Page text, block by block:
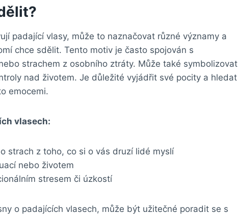
padající vlasy, může to naznačovat ‌různé významy a
chce sdělit. Tento​ motiv je často spojován s
strachem z osobního⁢ ztráty. Může také ‍symbolizovat
nad životem. Je důležité vyjádřit své pocity a hledat
emocemi.
vlasech:
strach z toho, co si o⁢ vás druzí lidé myslí
nebo životem
stresem‍ či úzkostí
o padajících vlasech, může být užitečné poradit se⁣ s